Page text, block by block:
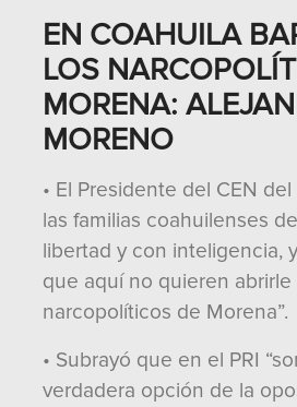
EN COAHUILA
LOS
MORENA:
MORENO
• El Presidente del CEN
las familias coahuilenses
libertad y con inteligencia,
que aquí no quieren abrirle
narcopolíticos de Morena”.
• Subrayó que en el PRI
verdadera opción de la